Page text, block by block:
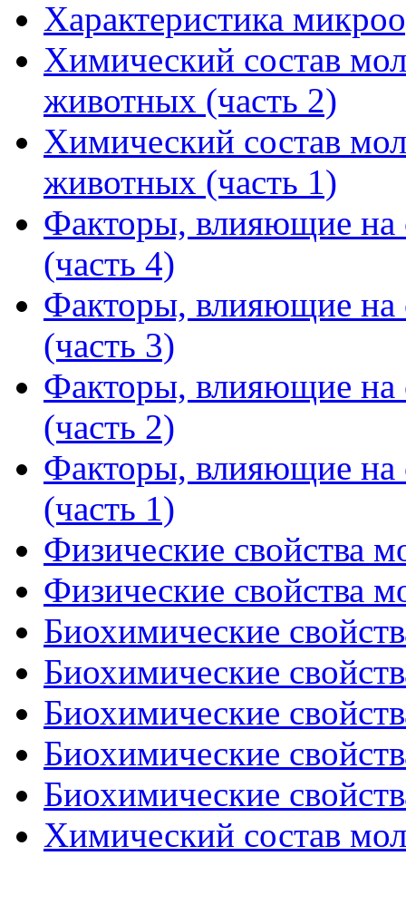
Характеристика
Химический состав
животных (часть 2)
Химический состав
животных (часть 1)
Факторы, влияющие на
(часть 4)
Факторы, влияющие на
(часть 3)
Факторы, влияющие на
(часть 2)
Факторы, влияющие на
(часть 1)
Физические свойства
Физические свойства
Биохимические
Биохимические
Биохимические
Биохимические
Биохимические
Химический состав